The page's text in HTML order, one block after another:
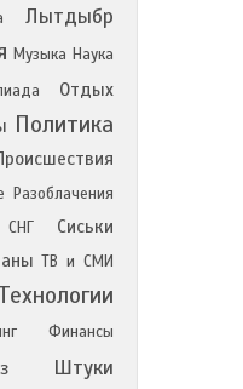
Лытдыбр
Музыка Наука
Отдых
Политика
Разоблачения
СНГ
Сиськи
ТВ и СМИ
Технологии
Финансы
Штуки